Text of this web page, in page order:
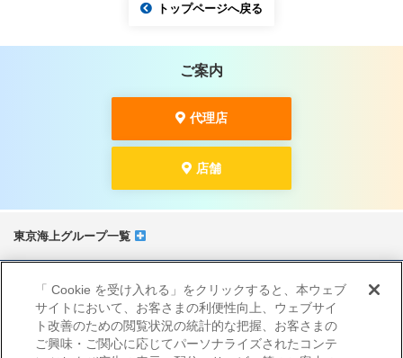
トップページへ戻る
ご案内
代理店
店舗
東京海上グループ一覧
サイトマップ
当サイトのご利用にあたって
勧誘方針
プライバシーポリシー（個人情報のお取扱いについて）
「 Cookie を受け入れる」をクリックすると、本ウェブ
サイトにおいて、お客さまの利便性向上、ウェブサイ
ト改善のための閲覧状況の統計的な把握、お客さまの
ご興味・ご関心に応じてパーソナライズされたコンテ